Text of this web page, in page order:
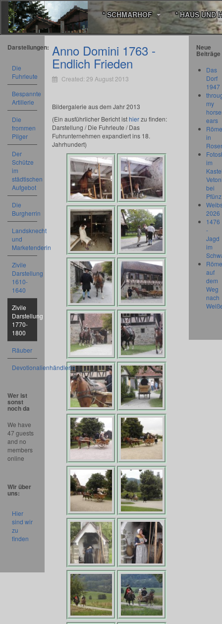
* SCHMARHOF * HAUS UND
Anno Domini 1763 -
Endlich Frieden
Created: 29 August 2013
Bildergalerie aus dem Jahr 2013
(Ein ausführlicher Bericht isthierzu finden:
Darstellung / Die Fuhrleute / Das
Fuhrunternehmen expandiert ins 18.
Jahrhundert)
Darstellungen:
Die
Fuhrleute
Bespannte
Artillerie
Die
frommen
Pilger
Der
Schütze
im
städtischen
Aufgebot
Die
Burgherrin
Landsknecht
und
Marketenderin
Zivile
Darstellung
1610-
1640
Zivile
Darstellung
1770-
1800
Räuber
Devotionalienhändlerin
Wer ist
sonst
noch da
We have
47 guests
and no
members
online
Wir über
uns:
Hier
sind wir
zu
finden
Neue
Beiträge
Das
Dorf
1947
my
ears
in
im
bei
Pfünz
2026
1476
-
Jagd
im
auf
dem
Weg
nach